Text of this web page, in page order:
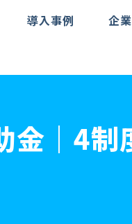
導入事例 企
金｜4制